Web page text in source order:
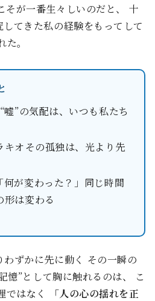
そが一番生々しいのだと、 十
てきた私の経験をもってして
。
嘘”の気配は、いつも私たち
オ――その孤独は、光より先
が変わった？」――同じ時間
形は変わる
ずかに先に動く―― その一瞬の
憶”として胸に触れるのは、 こ
ではなく
「人の心の揺れを正